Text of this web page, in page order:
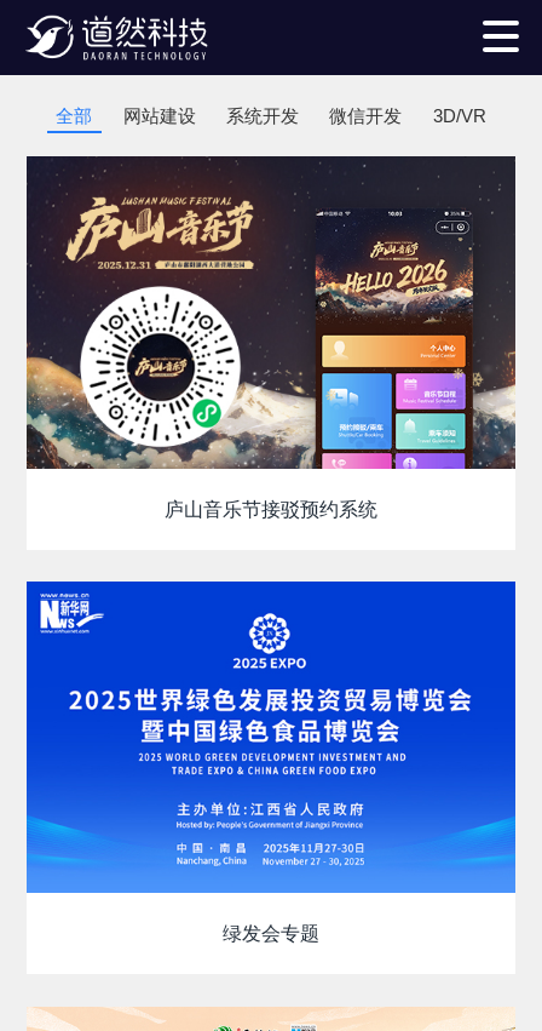
全部 网站建设 系统开发 微信开发 3D/VR
庐山音乐节接驳预约系统
绿发会专题